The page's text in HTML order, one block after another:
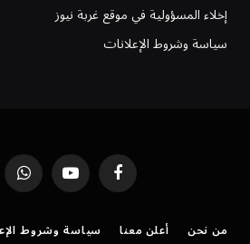
إخلاء المسؤولية في موقع غربة نيوز
سياسة وشروط الإعلانات
فيسبوك يوتيوب
من نحن أعلن معنا سياسة وشروط